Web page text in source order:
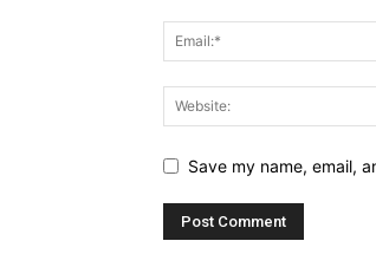
Save my name, email,